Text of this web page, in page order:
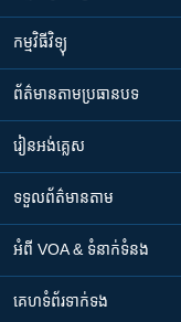
កម្មវិធី​វិទ្យុ
ព័ត៌មាន​តាមប្រធានបទ​
រៀន​​អង់គ្លេស
ទទួល​ព័ត៌មាន​តាម
អំពី​ VOA & ទំនាក់ទំនង
គេហទំព័រ​​ទាក់ទង